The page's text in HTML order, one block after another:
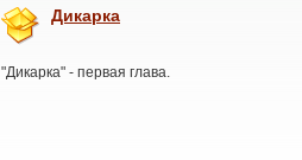
Дикарка
"Дикарка" - первая глава.